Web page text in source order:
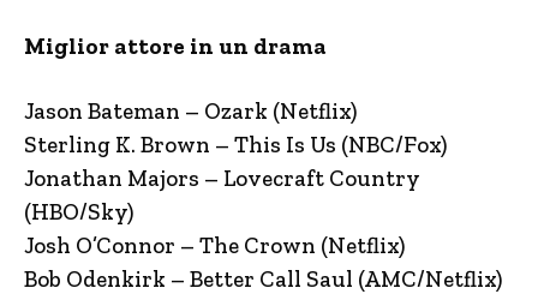
Miglior attore in un drama
Jason Bateman – Ozark (Netflix)
Sterling K. Brown – This Is Us (NBC/Fox)
Jonathan Majors – Lovecraft Country
(HBO/Sky)
Josh O’Connor – The Crown (Netflix)
Bob Odenkirk – Better Call Saul (AMC/Netflix)